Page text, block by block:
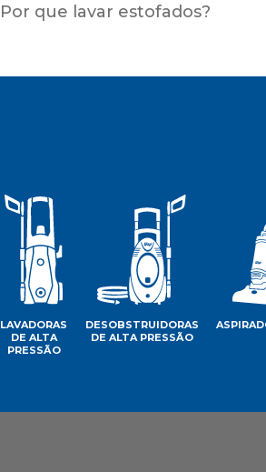
Por que lavar estofados?
LAVADORAS
DE ALTA
PRESSÃO
DESOBSTRUIDORAS
DE ALTA PRESSÃO